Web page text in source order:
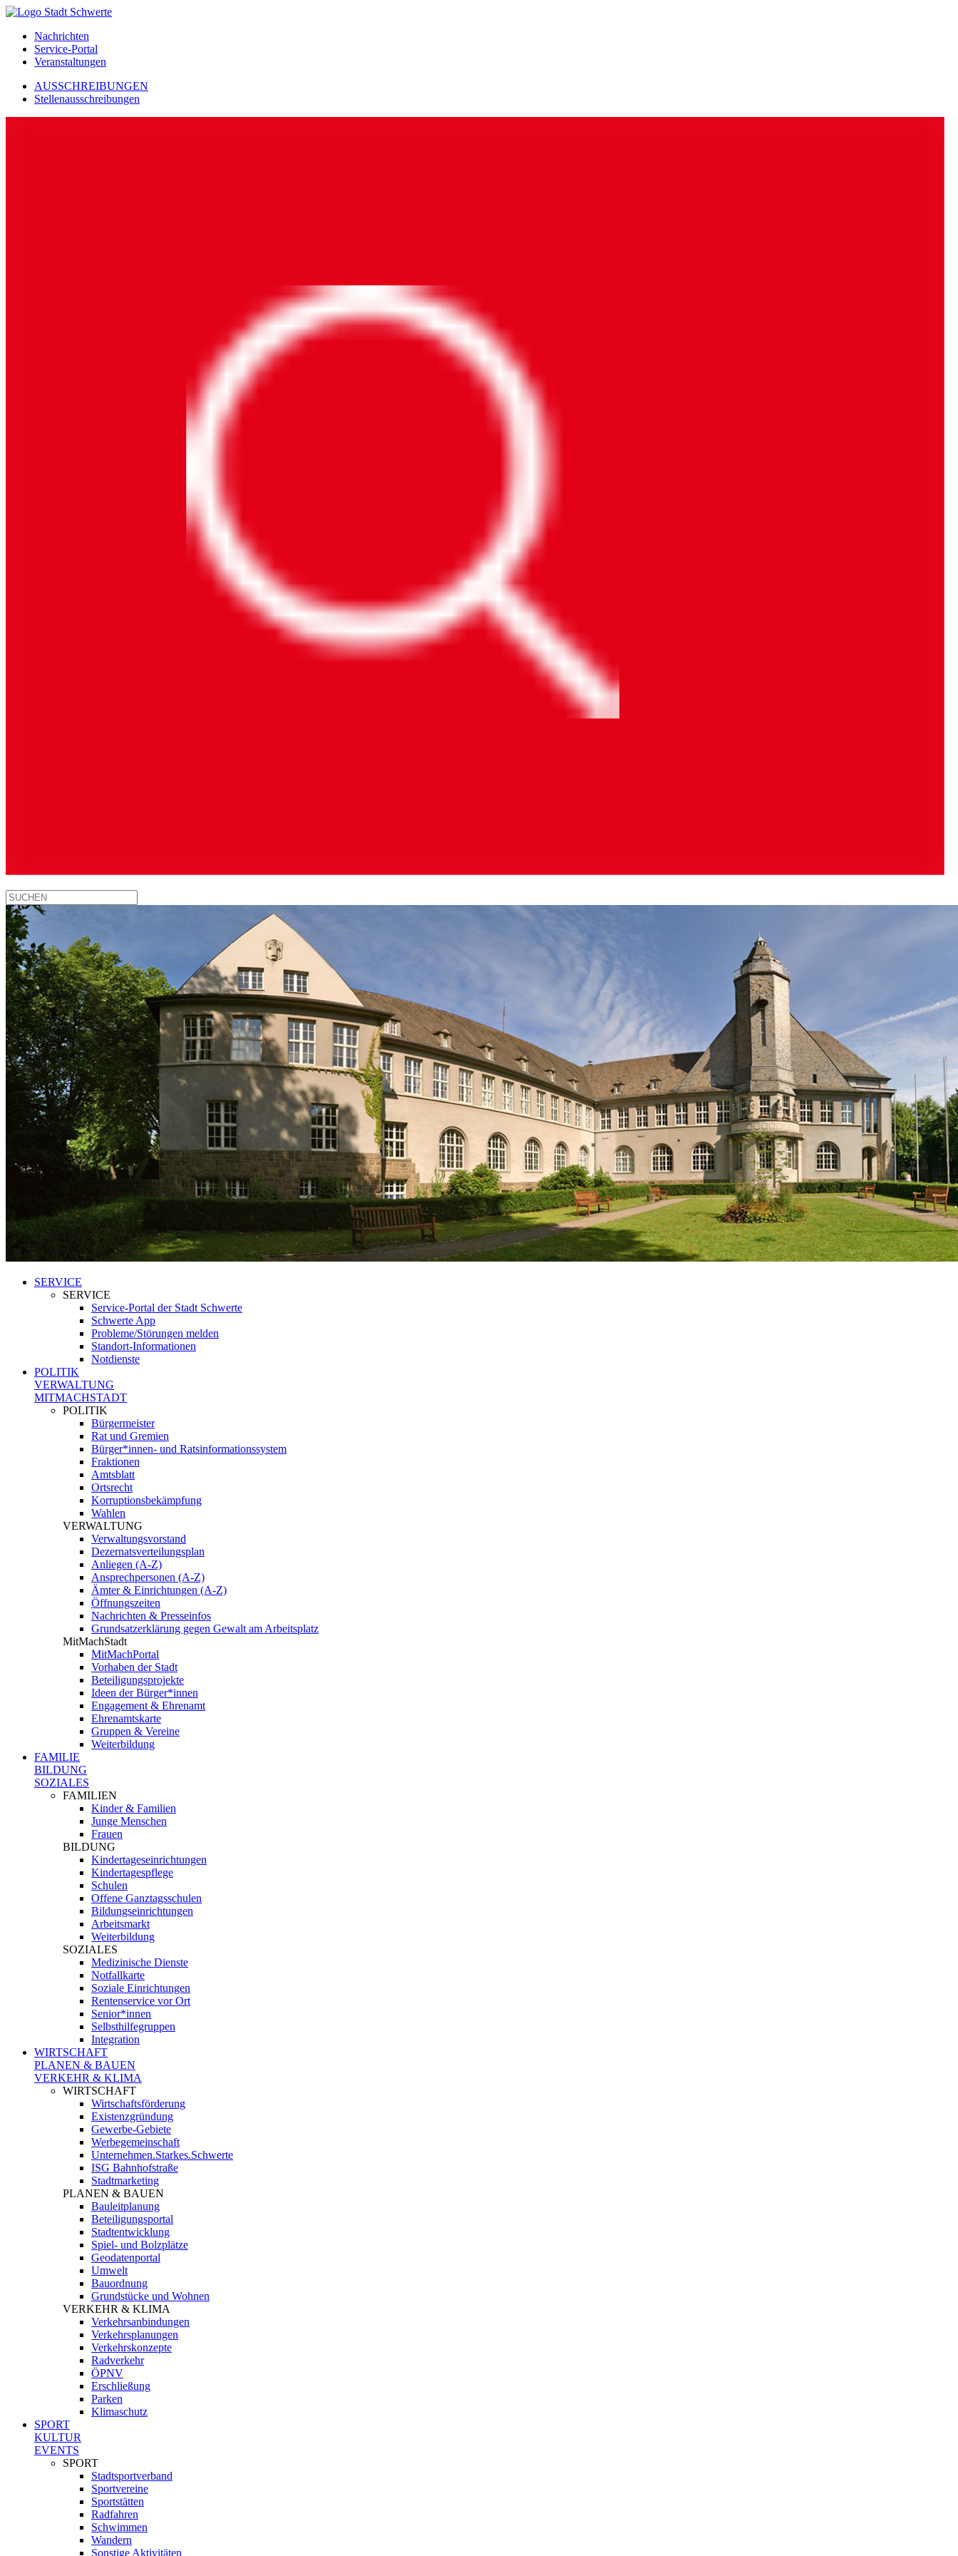
Nachrichten
Service-Portal
Veranstaltungen
AUSSCHREIBUNGEN
Stellenausschreibungen
SERVICE
SERVICE
Service-Portal der Stadt Schwerte
Schwerte App
Probleme/Störungen melden
Standort-Informationen
Notdienste
POLITIK
VERWALTUNG
MITMACHSTADT
POLITIK
Bürgermeister
Rat und Gremien
Bürger*innen- und Ratsinformationssystem
Fraktionen
Amtsblatt
Ortsrecht
Korruptionsbekämpfung
Wahlen
VERWALTUNG
Verwaltungsvorstand
Dezernatsverteilungsplan
Anliegen (A-Z)
Ansprechpersonen (A-Z)
Ämter & Einrichtungen (A-Z)
Öffnungszeiten
Nachrichten & Presseinfos
Grundsatzerklärung gegen Gewalt am Arbeitsplatz
MitMachStadt
MitMachPortal
Vorhaben der Stadt
Beteiligungsprojekte
Ideen der Bürger*innen
Engagement & Ehrenamt
Ehrenamtskarte
Gruppen & Vereine
Weiterbildung
FAMILIE
BILDUNG
SOZIALES
FAMILIEN
Kinder & Familien
Junge Menschen
Frauen
BILDUNG
Kindertageseinrichtungen
Kindertagespflege
Schulen
Offene Ganztagsschulen
Bildungseinrichtungen
Arbeitsmarkt
Weiterbildung
SOZIALES
Medizinische Dienste
Notfallkarte
Soziale Einrichtungen
Rentenservice vor Ort
Senior*innen
Selbsthilfegruppen
Integration
WIRTSCHAFT
PLANEN & BAUEN
VERKEHR & KLIMA
WIRTSCHAFT
Wirtschaftsförderung
Existenzgründung
Gewerbe-Gebiete
Werbegemeinschaft
Unternehmen.Starkes.Schwerte
ISG Bahnhofstraße
Stadtmarketing
PLANEN & BAUEN
Bauleitplanung
Beteiligungsportal
Stadtentwicklung
Spiel- und Bolzplätze
Geodatenportal
Umwelt
Bauordnung
Grundstücke und Wohnen
VERKEHR & KLIMA
Verkehrsanbindungen
Verkehrsplanungen
Verkehrskonzepte
Radverkehr
ÖPNV
Erschließung
Parken
Klimaschutz
SPORT
KULTUR
EVENTS
SPORT
Stadtsportverband
Sportvereine
Sportstätten
Radfahren
Schwimmen
Wandern
Sonstige Aktivitäten